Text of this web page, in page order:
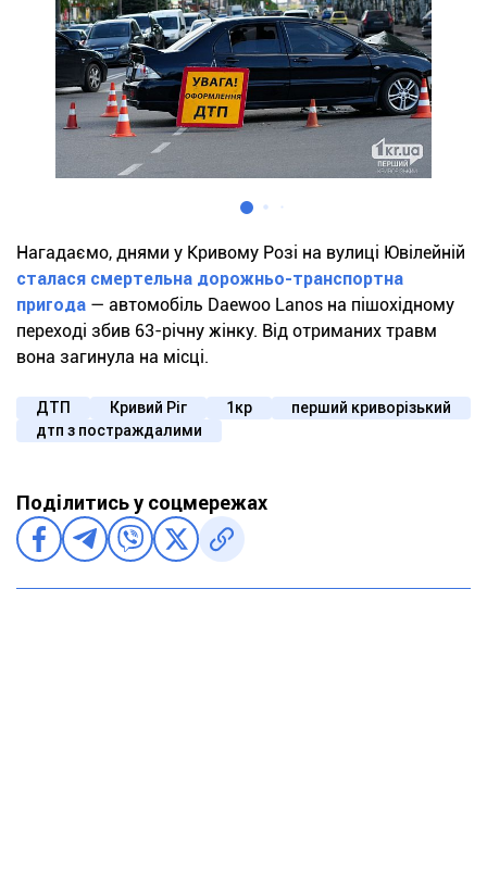
Нагадаємо, днями у Кривому Розі на вулиці Ювілейній
сталася смертельна дорожньо-транспортна
пригода — автомобіль Daewoo Lanos на пішохідному
переході збив 63-річну жінку. Від отриманих травм
вона загинула на місці.
ДТП Кривий Ріг 1кр
перший криворізький
дтп з постраждалими
Поділитись у соцмережах